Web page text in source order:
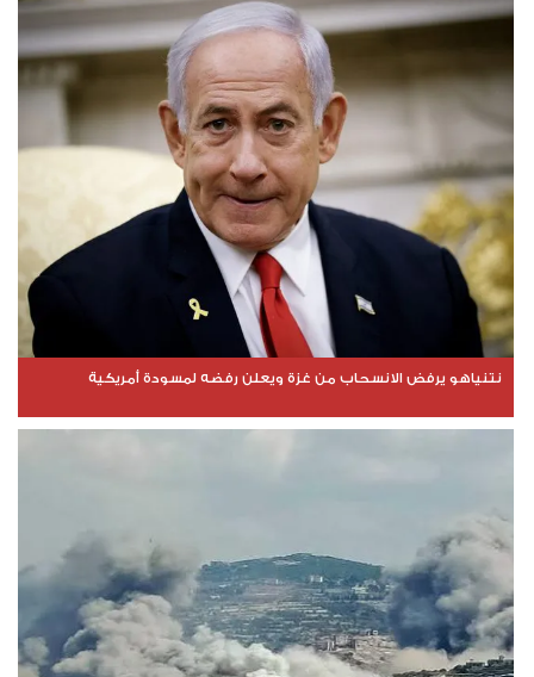
نتنياهو يرفض الانسحاب من غزة ويعلن رفضه لمسودة أمريكية